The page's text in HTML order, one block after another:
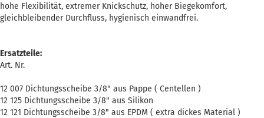
hohe Flexibilität, extremer Knickschutz, hoher Biegekomfort,
gleichbleibender Durchfluss, hygienisch einwandfrei.
Ersatzteile:
Art. Nr.
12 007 Dichtungsscheibe 3/8" aus Pappe ( Centellen )
12 125 Dichtungsscheibe 3/8" aus Silikon
12 121 Dichtungsscheibe 3/8" aus EPDM ( extra dickes Material )